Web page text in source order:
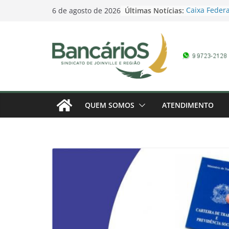
6 de agosto de 2026 Últimas Notícias: Caixa
pela
domingo
Contagem
Bancários
Banco do
Campanha
QUEM SOMOS ATENDIMENTO